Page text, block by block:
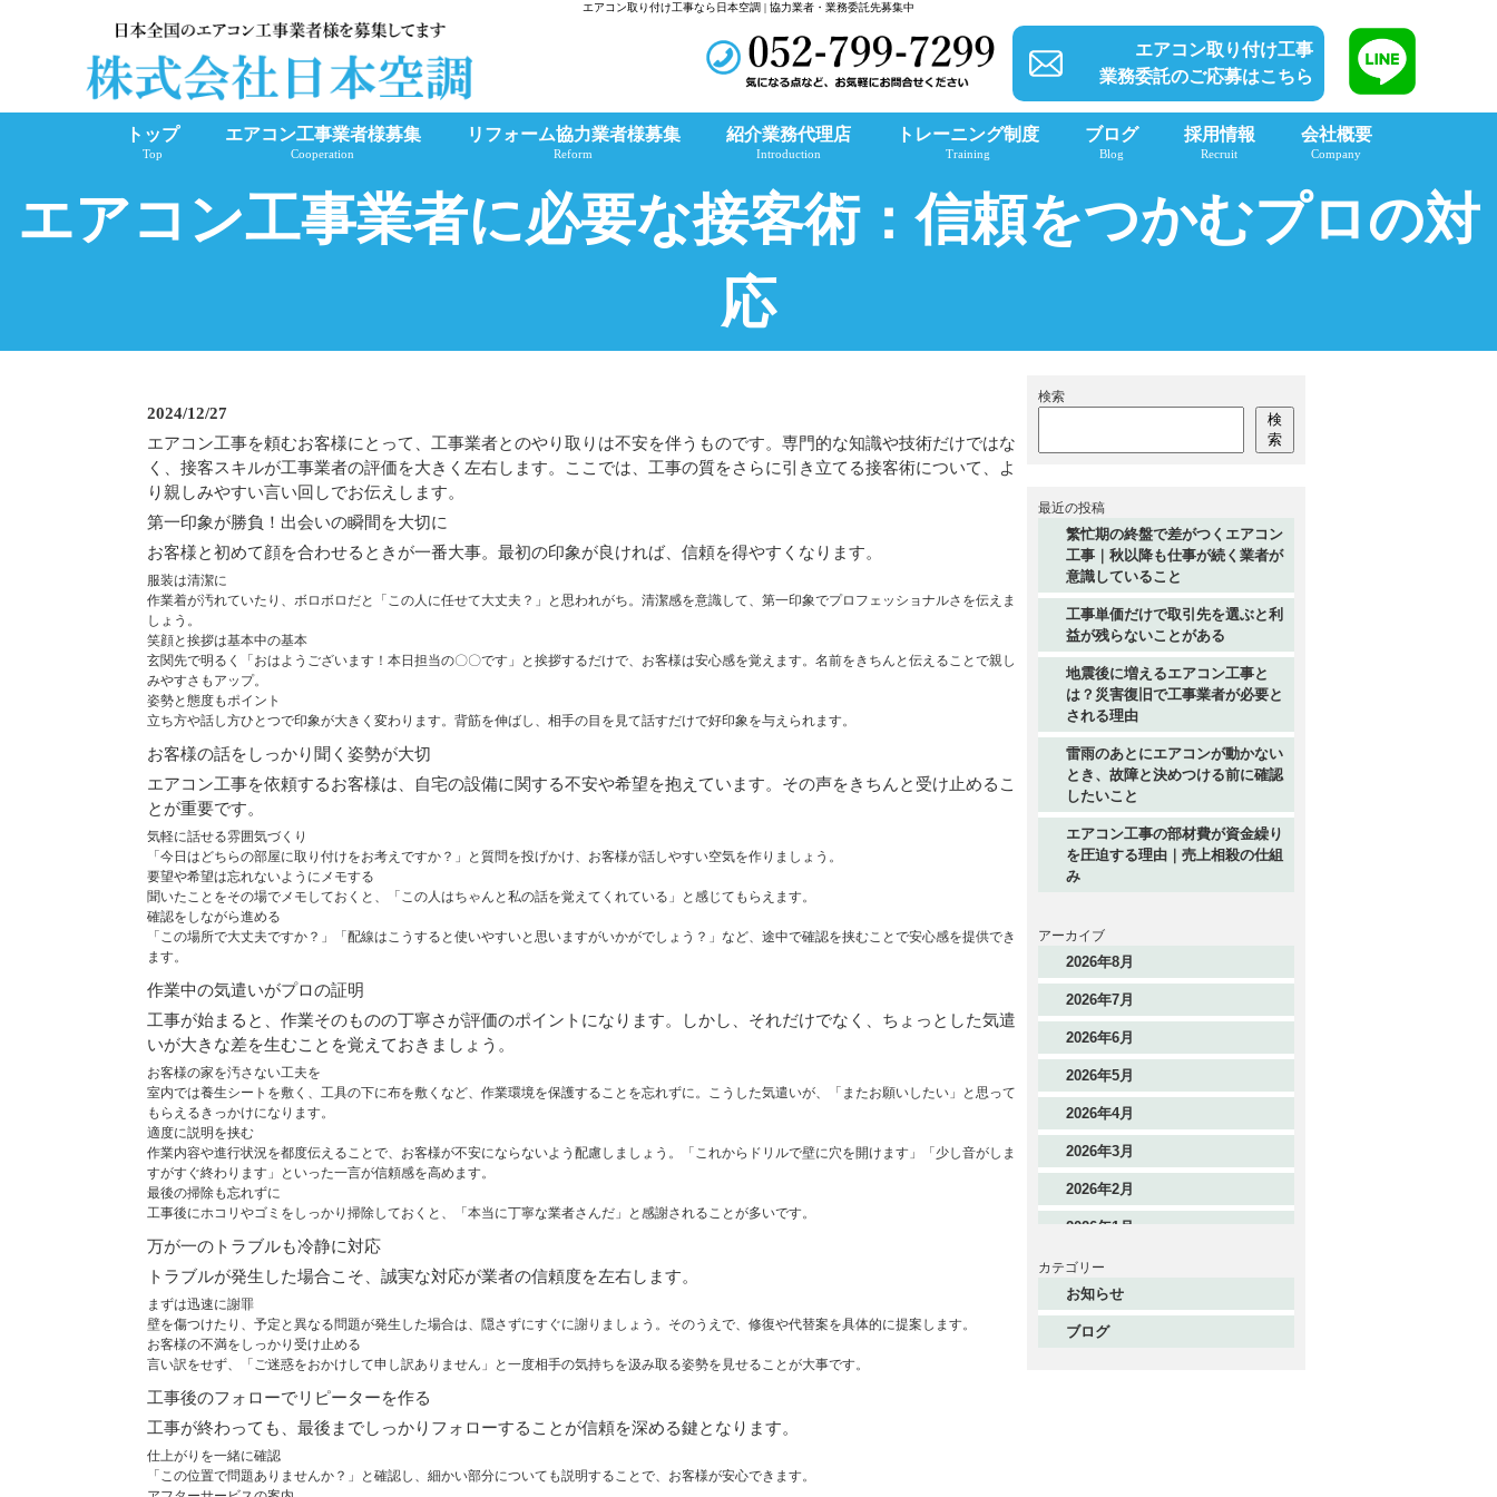
エアコン取り付け工事なら日本空調 | 協力業者・業務委託先募集中
エアコン取り付け工事
業務委託のご応募はこちら
トップ
Top
エアコン工事業者様募集
Cooperation
リフォーム協力業者様募集
Reform
紹介業務代理店
Introduction
トレーニング制度
Training
ブログ
Blog
採用情報
Recruit
会社概要
Company
エアコン工事業者に必要な接客術：信頼をつかむプロの対
応
2024/12/27
エアコン工事を頼むお客様にとって、工事業者とのやり取りは不安を伴うものです。専門的な知識や技術だけではな
く、接客スキルが工事業者の評価を大きく左右します。ここでは、工事の質をさらに引き立てる接客術について、よ
り親しみやすい言い回しでお伝えします。
第一印象が勝負！出会いの瞬間を大切に
お客様と初めて顔を合わせるときが一番大事。最初の印象が良ければ、信頼を得やすくなります。
服装は清潔に
作業着が汚れていたり、ボロボロだと「この人に任せて大丈夫？」と思われがち。清潔感を意識して、第一印象でプロフェッショナルさを伝えま
しょう。
笑顔と挨拶は基本中の基本
玄関先で明るく「おはようございます！本日担当の〇〇です」と挨拶するだけで、お客様は安心感を覚えます。名前をきちんと伝えることで親し
みやすさもアップ。
姿勢と態度もポイント
立ち方や話し方ひとつで印象が大きく変わります。背筋を伸ばし、相手の目を見て話すだけで好印象を与えられます。
お客様の話をしっかり聞く姿勢が大切
エアコン工事を依頼するお客様は、自宅の設備に関する不安や希望を抱えています。その声をきちんと受け止めるこ
とが重要です。
気軽に話せる雰囲気づくり
「今日はどちらの部屋に取り付けをお考えですか？」と質問を投げかけ、お客様が話しやすい空気を作りましょう。
要望や希望は忘れないようにメモする
聞いたことをその場でメモしておくと、「この人はちゃんと私の話を覚えてくれている」と感じてもらえます。
確認をしながら進める
「この場所で大丈夫ですか？」「配線はこうすると使いやすいと思いますがいかがでしょう？」など、途中で確認を挟むことで安心感を提供でき
ます。
作業中の気遣いがプロの証明
工事が始まると、作業そのものの丁寧さが評価のポイントになります。しかし、それだけでなく、ちょっとした気遣
いが大きな差を生むことを覚えておきましょう。
お客様の家を汚さない工夫を
室内では養生シートを敷く、工具の下に布を敷くなど、作業環境を保護することを忘れずに。こうした気遣いが、「またお願いしたい」と思って
もらえるきっかけになります。
適度に説明を挟む
作業内容や進行状況を都度伝えることで、お客様が不安にならないよう配慮しましょう。「これからドリルで壁に穴を開けます」「少し音がしま
すがすぐ終わります」といった一言が信頼感を高めます。
最後の掃除も忘れずに
工事後にホコリやゴミをしっかり掃除しておくと、「本当に丁寧な業者さんだ」と感謝されることが多いです。
万が一のトラブルも冷静に対応
トラブルが発生した場合こそ、誠実な対応が業者の信頼度を左右します。
まずは迅速に謝罪
壁を傷つけたり、予定と異なる問題が発生した場合は、隠さずにすぐに謝りましょう。そのうえで、修復や代替案を具体的に提案します。
お客様の不満をしっかり受け止める
言い訳をせず、「ご迷惑をおかけして申し訳ありません」と一度相手の気持ちを汲み取る姿勢を見せることが大事です。
工事後のフォローでリピーターを作る
工事が終わっても、最後までしっかりフォローすることが信頼を深める鍵となります。
仕上がりを一緒に確認
「この位置で問題ありませんか？」と確認し、細かい部分についても説明することで、お客様が安心できます。
検索
検
索
最近の投稿
繁忙期の終盤で差がつくエアコン
工事｜秋以降も仕事が続く業者が
意識していること
工事単価だけで取引先を選ぶと利
益が残らないことがある
地震後に増えるエアコン工事と
は？災害復旧で工事業者が必要と
される理由
雷雨のあとにエアコンが動かない
とき、故障と決めつける前に確認
したいこと
エアコン工事の部材費が資金繰り
を圧迫する理由｜売上相殺の仕組
み
アーカイブ
2026年8月
2026年7月
2026年6月
2026年5月
2026年4月
2026年3月
2026年2月
2026年1月
2025年12月
2025年11月
2025年10月
カテゴリー
お知らせ
ブログ